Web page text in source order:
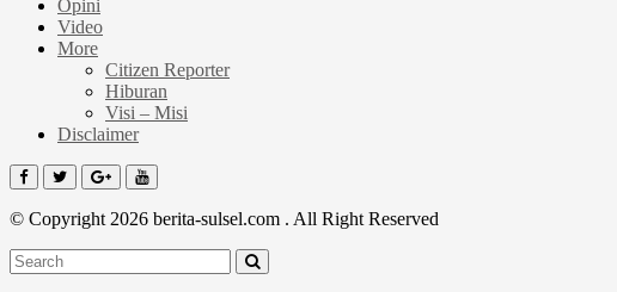
Opini
Video
More
Citizen Reporter
Hiburan
Visi – Misi
Disclaimer
© Copyright 2026 berita-sulsel.com . All Right Reserved